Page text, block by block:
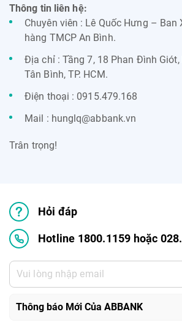
Thông tin liên hệ:
Chuyên viên : Lê Quốc Hưng – Ban
hàng TMCP An Bình.
Địa chỉ : Tầng 7, 18 Phan Đình Giót,
Tân Bình, TP. HCM.
Điện thoại : 0915.479.168
Mail : hunglq@abbank.vn
Trân trọng!
Hỏi đáp
Hotline 1800.1159 hoặc